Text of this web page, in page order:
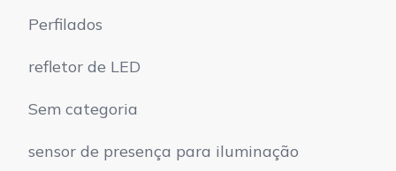
Perfilados
refletor de LED
Sem categoria
sensor de presença para iluminação